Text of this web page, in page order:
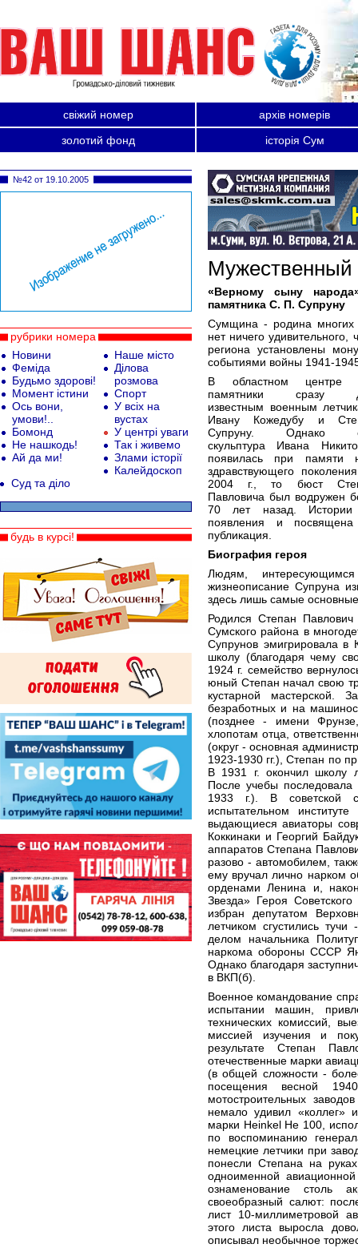
свіжий номер
архів номерів
золотий фонд
історія Сум
Мужественный
«Верному сыну
памятника С. П. Супруну
Сумщина - родина многих
нет ничего
региона установлены
событиями войны 1941-1945
В областном центре
памятники сразу
известным военным
Ивану Кожедубу и
Супруну. Однако
скульптура Ивана
появилась при памяти
здравствующего
2004 г., то бюст
Павловича был водружен
70 лет назад. Истории
появления и
публикация.
Биография героя
Людям,
жизнеописание Супруна
здесь лишь самые
Родился Степан
Сумского района в
Супрунов эмигрировала в
школу (благодаря чему
1924 г. семейство
юный Степан начал свою
кустарной мастерской.
безработных и на
(позднее - имени
хлопотам отца,
(округ - основная
1923-1930 гг.), Степан по
В 1931 г. окончил школу
После учебы
1933 г.). В советской
испытательном
выдающиеся авиаторы
Коккинаки и Георгий
аппаратов Степана
разово - автомобилем,
ему вручал лично нарком
орденами Ленина и,
Звезда» Героя
избран депутатом
летчиком сгустились
делом начальника
наркома обороны СССР
Однако благодаря
в ВКП(б).
Военное командование
испытании машин,
технических комиссий,
миссией изучения и
результате Степан
отечественные марки
(в общей сложности -
посещения весной
мотостроительных
немало удивил «коллег»
марки Heinkel He 100,
по воспоминанию
немецкие летчики при
понесли Степана на
одноименной
ознаменование столь
своеобразный салют:
лист 10-миллиметровой
этого листа выросла
описывал необычное
№42 от 19.10.2005
рубрики номера
Новини
Феміда
Будьмо здорові!
Момент істини
Ось вони,
умови!..
Бомонд
Не нашкодь!
Ай да ми!
Наше місто
Ділова
розмова
Спорт
У всіх на
вустах
У центрі уваги
Так і живемо
Злами історії
Калейдоскоп
Суд та діло
будь в курсі!